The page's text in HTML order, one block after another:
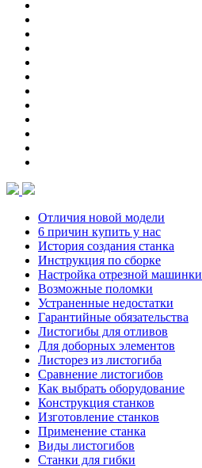
Отличия новой модели
6 причин купить у нас
История создания станка
Инструкция по сборке
Настройка отрезной машинки
Возможные поломки
Устраненные недостатки
Гарантийные обязательства
Листогибы для отливов
Для доборных элементов
Листорез из листогиба
Сравнение листогибов
Как выбрать оборудование
Конструкция станков
Изготовление станков
Применение станка
Виды листогибов
Станки для гибки